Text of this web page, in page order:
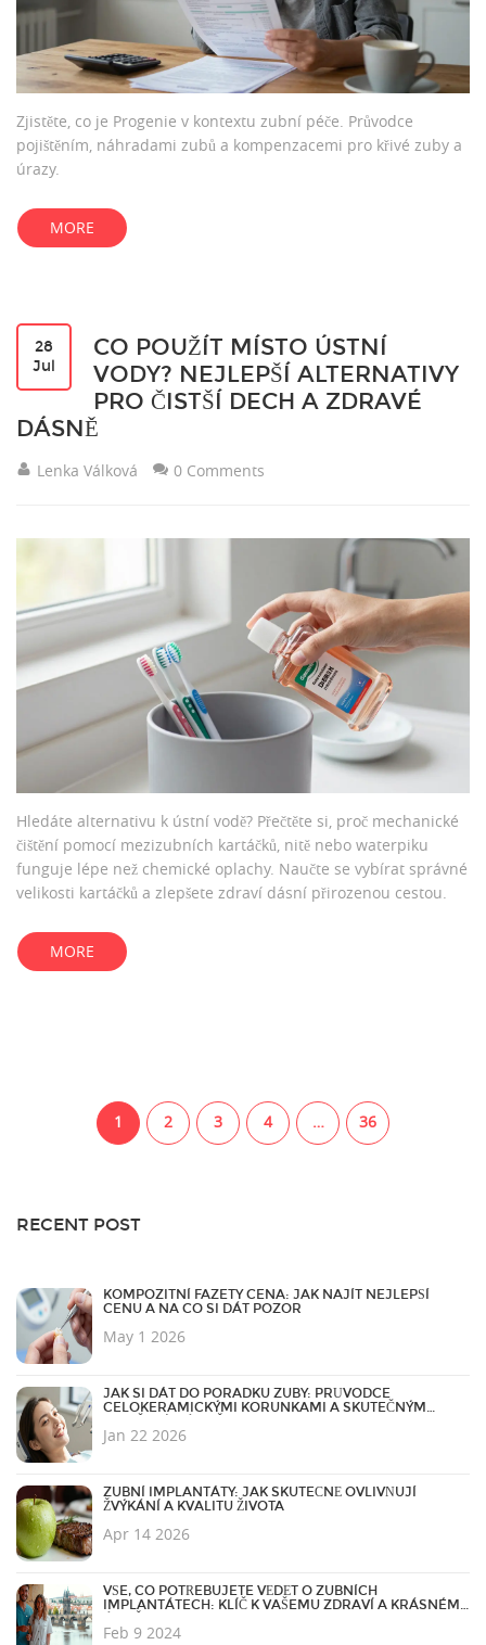
Zjistěte, co je Progenie v kontextu zubní péče. Průvodce
pojištěním, náhradami zubů a kompenzacemi pro křivé zuby a
úrazy.
MORE
28
Jul
CO POUŽÍT MÍSTO ÚSTNÍ
VODY? NEJLEPŠÍ ALTERNATIVY
PRO ČISTŠÍ DECH A ZDRAVÉ
DÁSNĚ
Lenka Válková 0 Comments
Hledáte alternativu k ústní vodě? Přečtěte si, proč mechanické
čištění pomocí mezizubních kartáčků, nitě nebo waterpiku
funguje lépe než chemické oplachy. Naučte se vybírat správné
velikosti kartáčků a zlepšete zdraví dásní přirozenou cestou.
MORE
1 2 3 4 … 36
RECENT POST
KOMPOZITNÍ FAZETY CENA: JAK NAJÍT NEJLEPŠÍ
CENU A NA CO SI DÁT POZOR
May 1 2026
JAK SI DÁT DO PORADKU ZUBY: PRŮVODCE
CELOKERAMICKÝMI KORUNKAMI A SKUTEČNÝM
Jan 22 2026
ZUBNÍ IMPLANTÁTY: JAK SKUTEČNĚ OVLIVŇUJÍ
ŽVÝKÁNÍ A KVALITU ŽIVOTA
Apr 14 2026
VŠE, CO POTŘEBUJETE VĚDĚT O ZUBNÍCH
IMPLANTÁTECH: KLÍČ K VAŠEMU ZDRAVÍ A KRÁSNÉMU
Feb 9 2024